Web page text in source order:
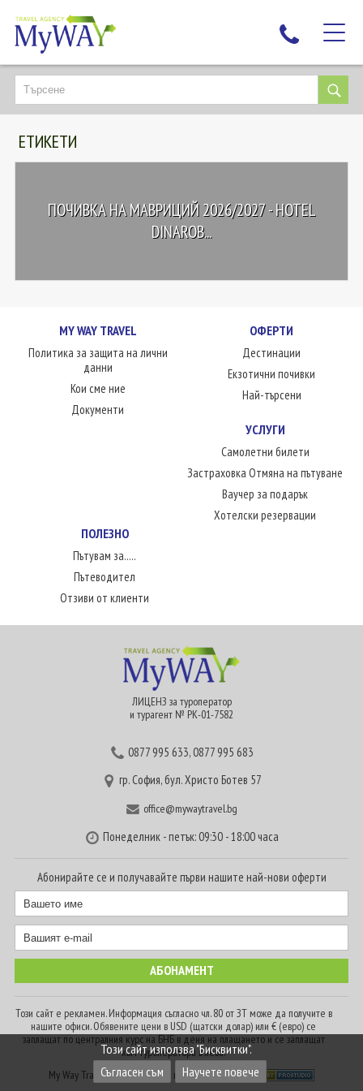
НАЙ-ТЪРСЕНИ
ДЕСТИНАЦИИ
ЕКЗОТИЧНИ ПОЧИВКИ
ЛЮБОПИТНО
КОНТАКТИ
ЕТИКЕТИ
ПОЧИВКА НА МАВРИЦИЙ 2026/2027 - HOTEL
DINAROB...
MY WAY TRAVEL
Политика за защита на лични
данни
Кои сме ние
Документи
ОФЕРТИ
Дестинации
Екзотични почивки
Най-търсени
УСЛУГИ
Самолетни билети
Застраховка Отмяна на пътуване
Ваучер за подарък
Хотелски резервации
ПОЛЕЗНО
Пътувам за.....
Пътеводител
Отзиви от клиенти
ЛИЦЕНЗ за туроператор
и турагент № РК-01-7582
0877 995 633,0877 995 683
гр. София, бул. Христо Ботев 57
office@mywaytravel.bg
Понеделник - петък: 09:30 - 18:00 часа
Абонирайте се и получавайте първи нашите най-нови оферти
Този сайт е рекламен. Информация съгласно чл. 80 от ЗТ може да получите в
нашите офиси. Обявените цени в USD (щатски долар) или € (евро) се
заплащат по централния курс на БНБ в деня на плащането и се заплащат
към туроператора в лева.
My Way Travel © 2016. Всички права запазени
Този сайт използва "Бисквитки".
Съгласен съм
Научете повече